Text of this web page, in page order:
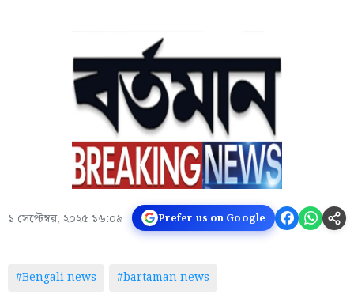
১ সেপ্টেম্বর, ২০২৫ ১৬:০৯ Prefer us on Google
#Bengali news #bartaman news